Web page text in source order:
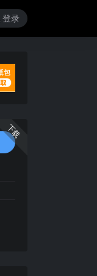
登录
下载